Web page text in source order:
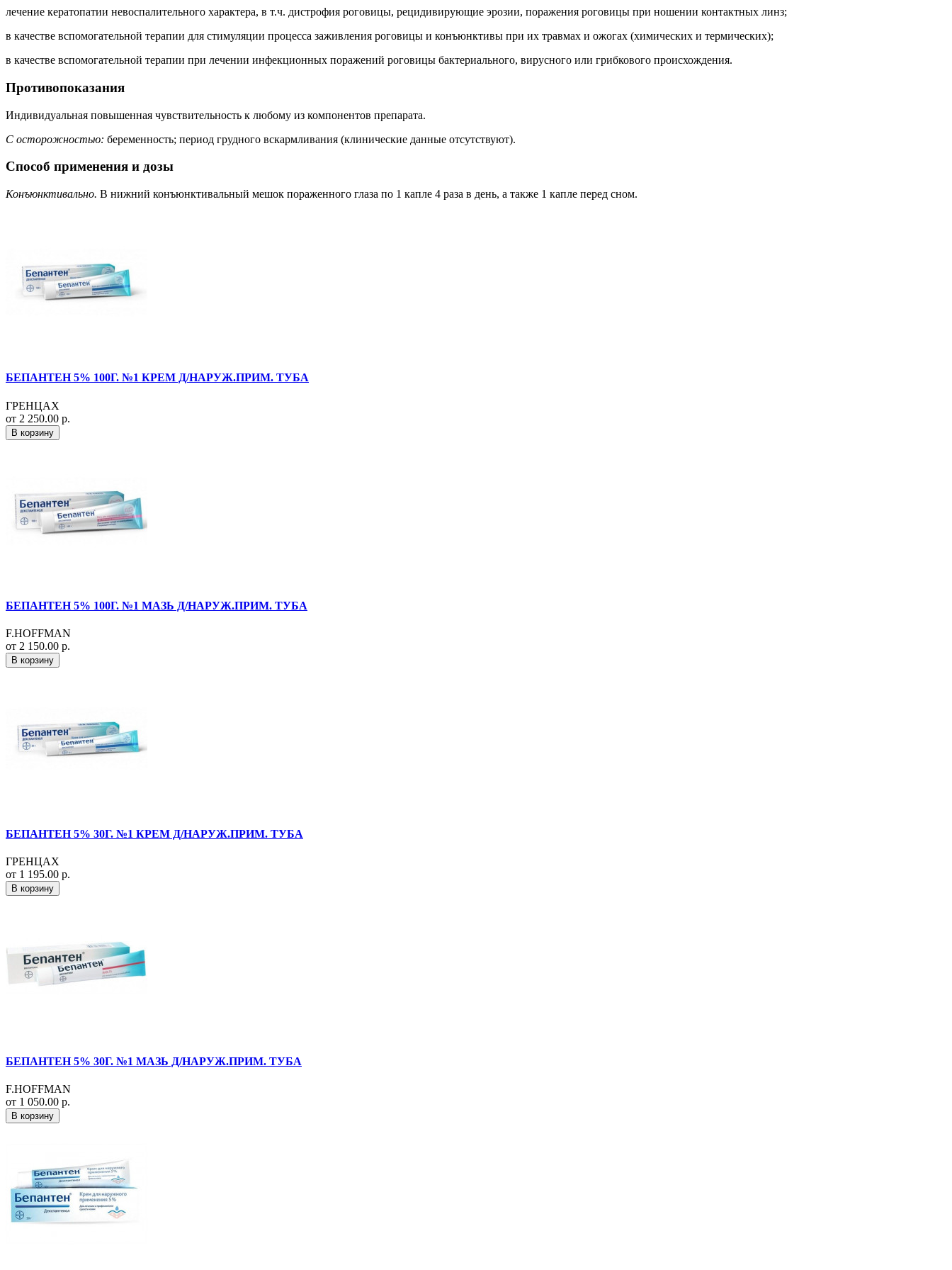
лечение кератопатии невоспалительного характера, в т.ч. дистрофия роговицы, рецидивирующие эрозии, поражения роговицы при ношении контактных линз;
в качестве вспомогательной терапии для стимуляции процесса заживления роговицы и конъюнктивы при их травмах и ожогах (химических и термических);
в качестве вспомогательной терапии при лечении инфекционных поражений роговицы бактериального, вирусного или грибкового происхождения.
Противопоказания
Индивидуальная повышенная чувствительность к любому из компонентов препарата.
С осторожностью: беременность; период грудного вскармливания (клинические данные отсутствуют).
Способ применения и дозы
Конъюнктивально. В нижний конъюнктивальный мешок пораженного глаза по 1 капле 4 раза в день, а также 1 капле перед сном.
БЕПАНТЕН 5% 100Г. №1 КРЕМ Д/НАРУЖ.ПРИМ. ТУБА
ГРЕНЦАХ
от 2 250.00 р.
В корзину
БЕПАНТЕН 5% 100Г. №1 МАЗЬ Д/НАРУЖ.ПРИМ. ТУБА
F.HOFFMAN
от 2 150.00 р.
В корзину
БЕПАНТЕН 5% 30Г. №1 КРЕМ Д/НАРУЖ.ПРИМ. ТУБА
ГРЕНЦАХ
от 1 195.00 р.
В корзину
БЕПАНТЕН 5% 30Г. №1 МАЗЬ Д/НАРУЖ.ПРИМ. ТУБА
F.HOFFMAN
от 1 050.00 р.
В корзину